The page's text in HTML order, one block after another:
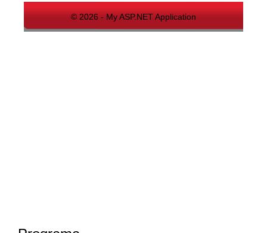
© 2026 - My ASP.NET Application